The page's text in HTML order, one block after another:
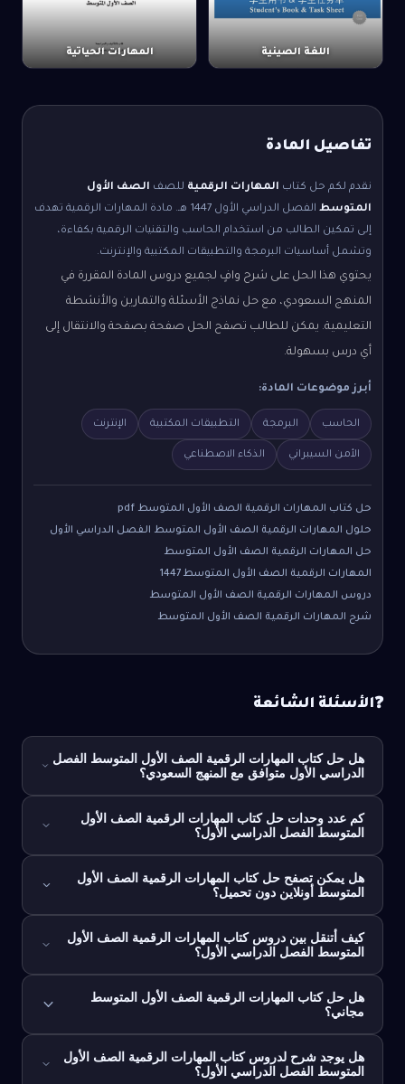
اللغة الصينية المهارات الحياتية
تفاصيل المادة
نقدم لكم حل كتاب المهارات الرقمية للصف الصف الأول
المتوسط الفصل الدراسي الأول
مادة المهارات الرقمية تهدف
إلى تمكين الطالب من استخدام الحاسب والتقنيات الرقمية بكفاءة،
وتشمل أساسيات البرمجة والتطبيقات المكتبية والإنترنت.
يحتوي هذا الحل على شرح وافٍ لجميع دروس المادة المقررة في
المنهج السعودي، مع حل نماذج الأسئلة والتمارين والأنشطة
التعليمية. يمكن للطالب تصفح الحل صفحة بصفحة والانتقال إلى
أي درس بسهولة.
أبرز موضوعات المادة:
الحاسب البرمجة التطبيقات المكتبية الإنترنت
الأمن السيبراني الذكاء الاصطناعي
حل كتاب المهارات الرقمية الصف الأول المتوسط pdf
حلول المهارات الرقمية الصف الأول المتوسط الفصل الدراسي الأول
حل المهارات الرقمية الصف الأول المتوسط
المهارات الرقمية الصف الأول المتوسط 1447
دروس المهارات الرقمية الصف الأول المتوسط
شرح المهارات الرقمية الصف الأول المتوسط
❓ الأسئلة الشائعة
هل حل كتاب المهارات الرقمية الصف الأول المتوسط الفصل
الدراسي الأول متوافق مع المنهج السعودي؟
كم عدد وحدات حل كتاب المهارات الرقمية الصف الأول
المتوسط الفصل الدراسي الأول؟
هل يمكن تصفح حل كتاب المهارات الرقمية الصف الأول
المتوسط أونلاين دون تحميل؟
كيف أتنقل بين دروس كتاب المهارات الرقمية الصف الأول
المتوسط الفصل الدراسي الأول؟
هل حل كتاب المهارات الرقمية الصف الأول المتوسط
مجاني؟
هل يوجد شرح لدروس كتاب المهارات الرقمية الصف الأول
المتوسط الفصل الدراسي الأول؟